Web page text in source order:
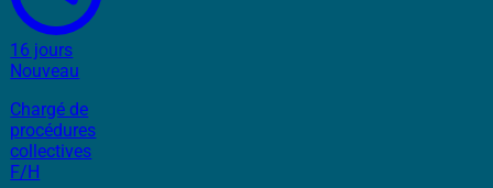
16 jours
Nouveau
Chargé de
procédures
collectives
F/H